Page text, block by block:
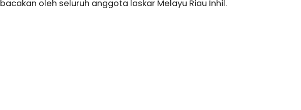
bacakan oleh seluruh anggota laskar Melayu Riau Inhil.